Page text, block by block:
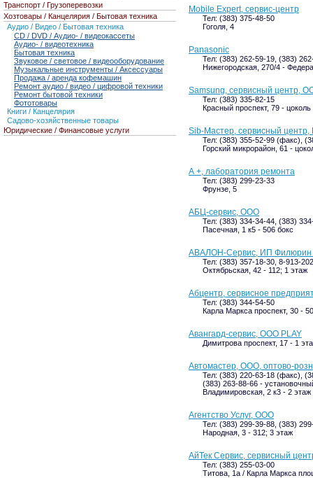
Mobile Expert, сервис-центр
Тел: (383) 375-48-50
Гоголя, 4
Panasonic
Тел: (383) 262-59-19, (383)
Нижегородская, 270/4 -
Samsung, сервисный центр,
Тел: (383) 335-82-15
Красный проспект, 79 - цоколь
Sib-Мастер, сервисный
Тел: (383) 355-52-99 (факс),
Горский микрорайон, 61 -
А +, лаборатория ремонта
Тел: (383) 299-23-33
Фрунзе, 5
АБЦ-сервис, ООО
Тел: (383) 334-34-44, (383)
Пасечная, 1 к5 - 506 бокс
АВАЛОН-Сервис, ИП
Тел: (383) 357-18-30, 8-913-
Октябрьская, 42 - 112; 1 этаж
Абцентр, сервисное
Тел: (383) 344-54-50
Карла Маркса проспект, 30 -
Авангард-сервис, ООО PLAY
Димитрова проспект, 17 - 1
Автомастер, ООО, оптово-
Тел: (383) 220-63-18 (факс),
(383) 263-88-66 -
Владимировская, 2 к3 - 2 этаж
Агентство Услуг, ООО
Тел: (383) 299-39-88, (383)
Народная, 3 - 312; 3 этаж
АйТек Сервис, сервисный
Тел: (383) 255-03-00
Титова, 1а / Карла Маркса
Транспорт / Грузоперевозки
Хозтовары / Канцелярия / Бытовая техника
Аудио / Видео / Бытовая техника
CD / DVD / Аудио- / видеокассеты
Аудио- / видеотехника
Бытовая техника
Звуковое / световое / видеооборудование
Музыкальные инструменты / Аксессуары
Продажа / аренда кофемашин
Ремонт аудио / видео / цифровой техники
Ремонт бытовой техники
Фототовары
Книги / Канцелярия
Садово-хозяйственные товары
Юридические / Финансовые услуги